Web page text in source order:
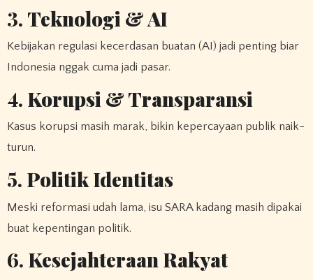
3. Teknologi & AI
Kebijakan regulasi kecerdasan buatan (AI) jadi penting biar
Indonesia nggak cuma jadi pasar.
4. Korupsi & Transparansi
Kasus korupsi masih marak, bikin kepercayaan publik naik-
turun.
5. Politik Identitas
Meski reformasi udah lama, isu SARA kadang masih dipakai
buat kepentingan politik.
6. Kesejahteraan Rakyat